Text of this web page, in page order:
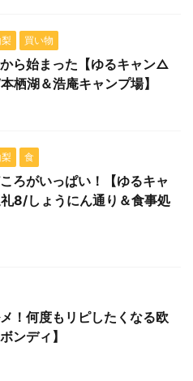
梨 買い物
ら始まった【ゆるキャン△
栖湖＆浩庵キャンプ場】
梨 食
ろがいっぱい！【ゆるキャ
8/しょうにん通り＆食事処
！何度もリピしたくなる欧
ンディ】